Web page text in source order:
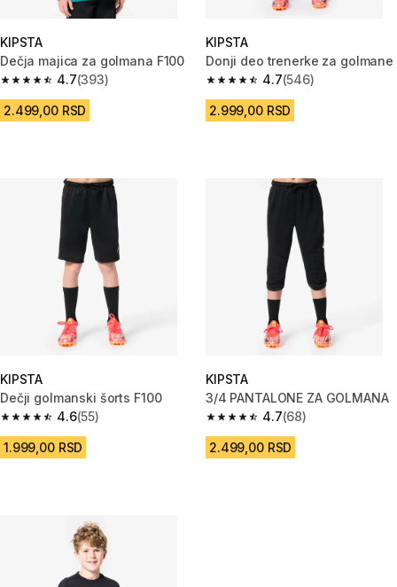
KIPSTA
Dečja majica za golmana F100
4.7
4.7 od 5 zvezdica from 393 Recenzije
(393)
2.499,00 RSD
KIPSTA
Donji deo trenerke za golmane
4.7
4.7 od 5 zvezdica from 546
(546)
2.999,00 RSD
KIPSTA
Dečji golmanski šorts F100
4.6
4.6 od 5 zvezdica from 55 Recenzije
(55)
1.999,00 RSD
KIPSTA
3/4 PANTALONE ZA GOLMANA
4.7
4.7 od 5 zvezdica from 68
(68)
2.499,00 RSD